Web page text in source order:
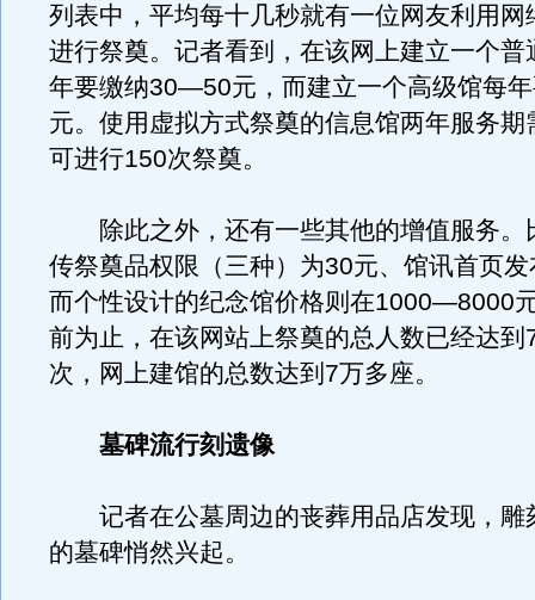
列表中，平均每十几秒就有一位网友利用网
进行祭奠。记者看到，在该网上建立一个普
年要缴纳30—50元，而建立一个高级馆每
元。使用虚拟方式祭奠的信息馆两年服务期
可进行150次祭奠。
除此之外，还有一些其他的增值服务。
传祭奠品权限（三种）为30元、馆讯首页
而个性设计的纪念馆价格则在1000—8000
前为止，在该网站上祭奠的总人数已经达到
次，网上建馆的总数达到7万多座。
墓碑流行刻遗像
记者在公墓周边的丧葬用品店发现，雕
的墓碑悄然兴起。